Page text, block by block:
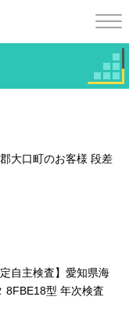
大口町のお客様 段差
自主検査】愛知県海
8FBE18型 年次検査